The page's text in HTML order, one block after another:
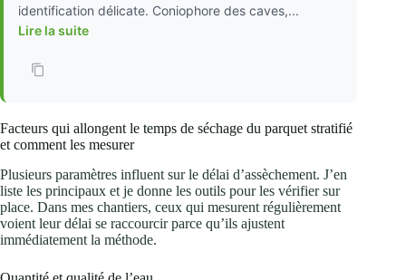
identification délicate. Coniophore des caves,...
Lire la suite
Facteurs qui allongent le temps de séchage du parquet stratifié
et comment les mesurer
Plusieurs paramètres influent sur le délai d’assèchement. J’en
liste les principaux et je donne les outils pour les vérifier sur
place. Dans mes chantiers, ceux qui mesurent régulièrement
voient leur délai se raccourcir parce qu’ils ajustent
immédiatement la méthode.